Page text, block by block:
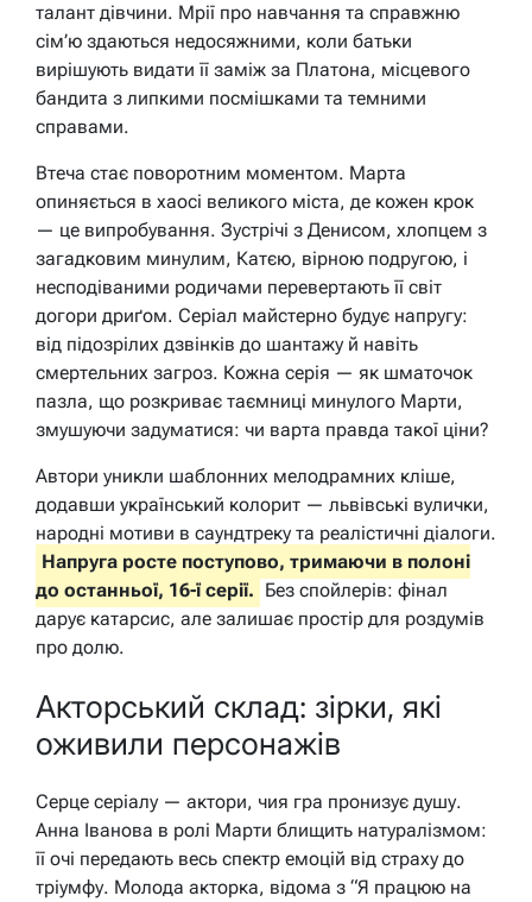
талант дівчини. Мрії про навчання та справжню
сім’ю здаються недосяжними, коли батьки
вирішують видати її заміж за Платона, місцевого
бандита з липкими посмішками та темними
справами.
Втеча стає поворотним моментом. Марта
опиняється в хаосі великого міста, де кожен крок
— це випробування. Зустрічі з Денисом, хлопцем з
загадковим минулим, Катєю, вірною подругою, і
несподіваними родичами перевертають її світ
догори дриґом. Серіал майстерно будує напругу:
від підозрілих дзвінків до шантажу й навіть
смертельних загроз. Кожна серія — як шматочок
пазла, що розкриває таємниці минулого Марти,
змушуючи задуматися: чи варта правда такої ціни?
Автори уникли шаблонних мелодрамних кліше,
додавши український колорит — львівські вулички,
народні мотиви в саундтреку та реалістичні діалоги.
Напруга росте поступово, тримаючи в полоні
до останньої, 16-ї серії. Без спойлерів: фінал
дарує катарсис, але залишає простір для роздумів
про долю.
Акторський склад: зірки, які
оживили персонажів
Серце серіалу — актори, чия гра пронизує душу.
Анна Іванова в ролі Марти блищить натуралізмом:
її очі передають весь спектр емоцій від страху до
тріумфу. Молода акторка, відома з “Я працюю на